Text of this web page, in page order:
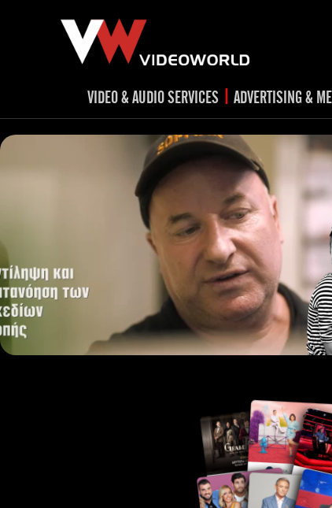
VIDEO & AUDIO SERVICES
TV spots
RADIO spots
Post production
Corporate videos
Trailer & Σήματα εκπομπών
Cultural videos
video applications for museums,
archeological sites & exhibitions
Product presentations
Documentary
Events & Conference
Dissemination material
Medical & Pharmaceutical
| ADVERTISING &
TV
Social
Outdoor
Media
Visual